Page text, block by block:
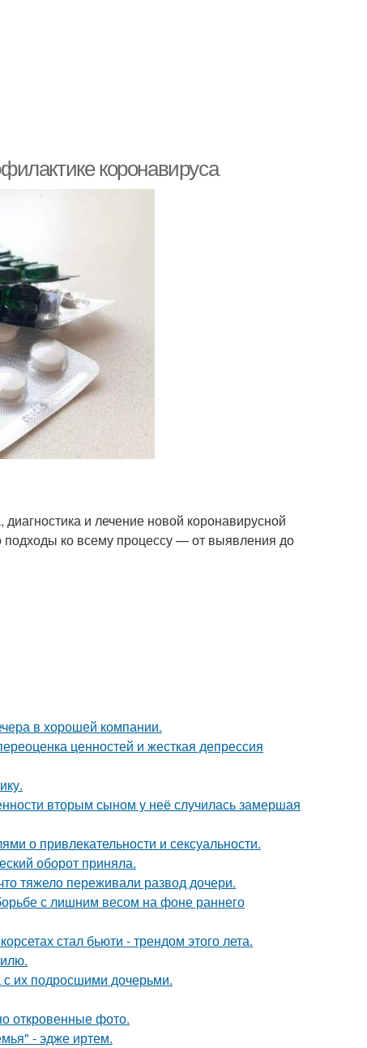
коронавируса
и лечение новой коронавирусной
ко всему процессу — от выявления до
в хорошей компании.
ценностей и жесткая депрессия
вторым сыном у неё случилась замершая
о привлекательности и сексуальности.
оборот приняла.
тяжело переживали развод дочери.
с лишним весом на фоне раннего
стал бьюти - трендом этого лета.
их подросшими дочерьми.
откровенные фото.
- эдже иртем.